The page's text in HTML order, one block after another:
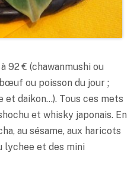
92 € (chawanmushi ou
ou poisson du jour ;
et daikon…). Tous ces mets
et whisky japonais. En
au sésame, aux haricots
lychee et des mini